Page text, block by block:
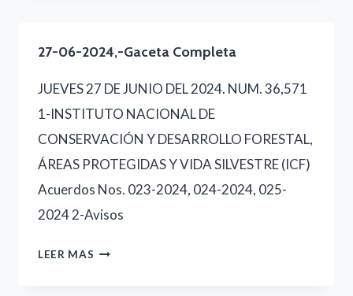
COMPLETA
27-06-2024,-Gaceta Completa
JUEVES 27 DE JUNIO DEL 2024. NUM. 36,571
1-INSTITUTO NACIONAL DE
CONSERVACIÓN Y DESARROLLO FORESTAL,
ÁREAS PROTEGIDAS Y VIDA SILVESTRE (ICF)
Acuerdos Nos. 023-2024, 024-2024, 025-
2024 2-Avisos
LEER MAS 27-